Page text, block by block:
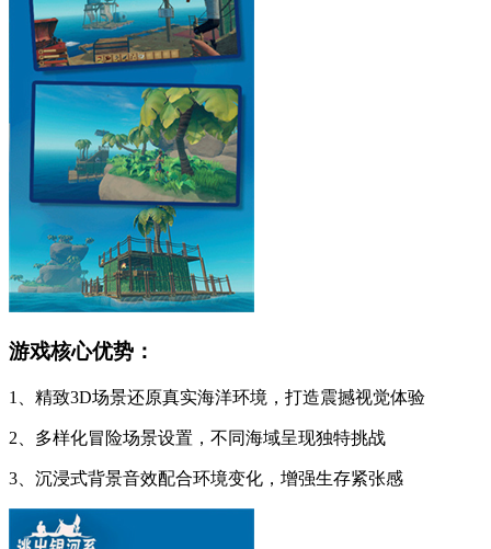
游戏核心优势：
1、精致3D场景还原真实海洋环境，打造震撼视觉体验
2、多样化冒险场景设置，不同海域呈现独特挑战
3、沉浸式背景音效配合环境变化，增强生存紧张感